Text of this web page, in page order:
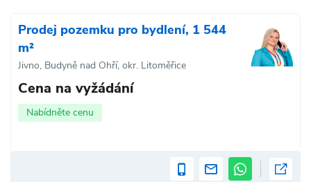
Prodej pozemku pro bydlení, 1 544
m²
Jivno, Budyně nad Ohří, okr. Litoměřice
Cena na vyžádání
Nabídněte cenu